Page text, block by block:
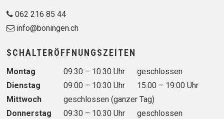
062 216 85 44
info@boningen.ch
SCHALTERÖFFNUNGSZEITEN
Wochentag Vormittag Nachmittag
Montag 09:30 – 10:30 Uhr
geschlossen
Dienstag
09:00 – 10:30 Uhr
15:00 – 19:00 Uhr
Mittwoch
geschlossen (ganzer Tag)
Donnerstag
09:30 – 10.30 Uhr
geschlossen